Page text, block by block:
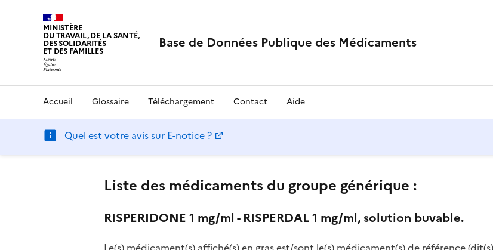
MINISTÈRE
DU TRAVAIL, DE LA SANTÉ,
DES SOLIDARITÉS
ET DES FAMILLES Base de Données Publique des Médicaments
Accueil Glossaire Téléchargement Contact Aide
Quel est votre avis sur E-notice ?
Liste des médicaments du groupe générique :
RISPERIDONE 1 mg/ml - RISPERDAL 1 mg/ml, solution buvable.